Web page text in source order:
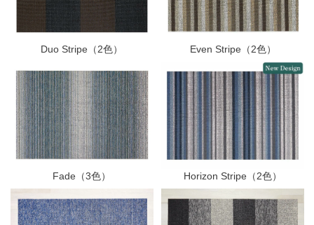
Duo Stripe（2色） Even Stripe（2色）
Fade（3色） Horizon Stripe（2色）